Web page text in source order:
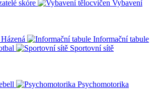
skóre
Vybavení
Házená
Informační tabule
Sportovní sítě
Psychomotorika